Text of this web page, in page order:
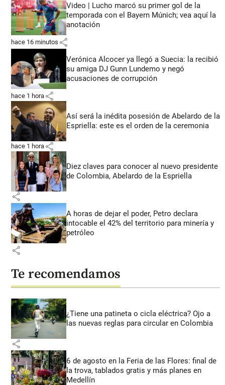
Video | Lucho marcó su primer gol de la
temporada con el Bayern Múnich; vea aquí la
anotación
hace 16 minutos share
Verónica Alcocer ya llegó a Suecia: la recibió
su amiga DJ Gunn Lundemo y negó
acusaciones de corrupción
hace 1 hora share
Así será la inédita posesión de Abelardo de la
Espriella: este es el orden de la ceremonia
hace 1 hora share
Diez claves para conocer al nuevo presidente
de Colombia, Abelardo de la Espriella
share
A horas de dejar el poder, Petro declara
intocable el 42% del territorio para minería y
petróleo
share
Te recomendamos
¿Tiene una patineta o cicla eléctrica? Ojo a
las nuevas reglas para circular en Colombia
share
6 de agosto en la Feria de las Flores: final de
la trova, tablados gratis y más planes en
Medellín